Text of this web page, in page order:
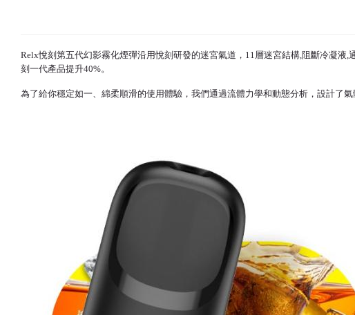
Relx悅刻 第五代幻影霧化煙彈沿用悅刻研發的迷宮氣道，11層迷宮結構,阻斷冷凝液,
刻 一代產品提升40%。
為了給你穩定如一、綿柔順滑的使用體驗，我們通過流體力學和動態分析，設計了氣